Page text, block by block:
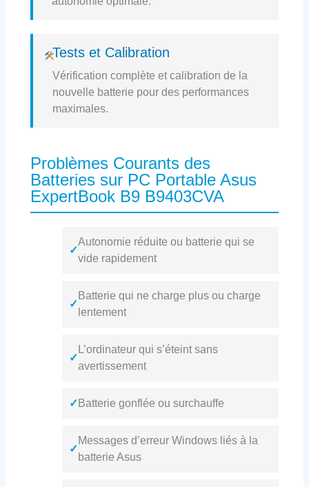
Tests et Calibration
Vérification complète et calibration de la
nouvelle batterie pour des performances
maximales.
Problèmes Courants des
Batteries sur PC Portable Asus
ExpertBook B9 B9403CVA
✓
Autonomie réduite ou batterie qui se
vide rapidement
✓
Batterie qui ne charge plus ou charge
lentement
✓
L’ordinateur qui s’éteint sans
avertissement
✓ Batterie gonflée ou surchauffe
✓
Messages d’erreur Windows liés à la
batterie Asus